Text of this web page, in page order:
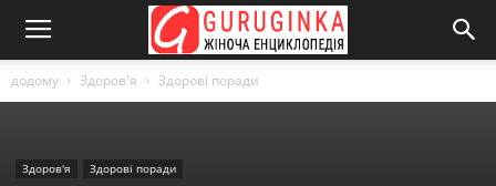
додому Здоров'я Здорові поради
Здоров'я Здорові поради